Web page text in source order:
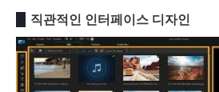
직관적인 인터페이스 디자인